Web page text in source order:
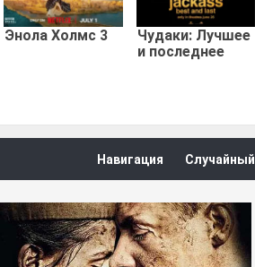
Энола Холмс 3
Чудаки: Лучшее
и последнее
Навигация Случайный